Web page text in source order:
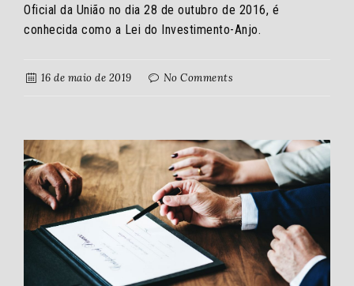
Oficial da União no dia 28 de outubro de 2016, é
conhecida como a Lei do Investimento-Anjo.
16 de maio de 2019 No Comments